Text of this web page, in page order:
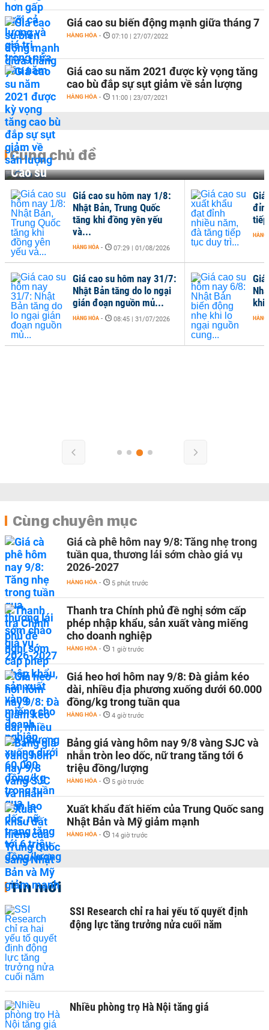
Giá cao su biến động mạnh giữa tháng 7
HÀNG HÓA - 07:10 | 27/07/2022
Giá cao su năm 2021 được kỳ vọng tăng
cao bù đắp sự sụt giảm về sản lượng
HÀNG HÓA - 11:00 | 23/07/2021
Cùng chủ đề
Cao su
khi
HÀNG
Giá cao su hôm nay 1/8:
Nhật Bản, Trung Quốc
tăng khi đồng yên yếu
và...
HÀNG HÓA - 07:29 | 01/08/2026
Giá cao su hôm nay 31/7:
Nhật Bản tăng do lo ngại
gián đoạn nguồn mủ...
HÀNG HÓA - 08:45 | 31/07/2026
Giá
HÀNG
Cùng chuyên mục
Giá cà phê hôm nay 9/8: Tăng nhẹ trong
tuần qua, thương lái sớm chào giá vụ
2026-2027
HÀNG HÓA - 5 phút trước
Thanh tra Chính phủ đề nghị sớm cấp
phép nhập khẩu, sản xuất vàng miếng
cho doanh nghiệp
HÀNG HÓA - 1 giờ trước
Giá heo hơi hôm nay 9/8: Đà giảm kéo
dài, nhiều địa phương xuống dưới 60.000
đồng/kg trong tuần qua
HÀNG HÓA - 4 giờ trước
Bảng giá vàng hôm nay 9/8 vàng SJC và
nhẫn tròn leo dốc, nữ trang tăng tới 6
triệu đồng/lượng
HÀNG HÓA - 5 giờ trước
Xuất khẩu đất hiếm của Trung Quốc sang
Nhật Bản và Mỹ giảm mạnh
HÀNG HÓA - 14 giờ trước
Tin mới
SSI Research chỉ ra hai yếu tố quyết định
động lực tăng trưởng nửa cuối năm
Nhiều phòng trọ Hà Nội tăng giá